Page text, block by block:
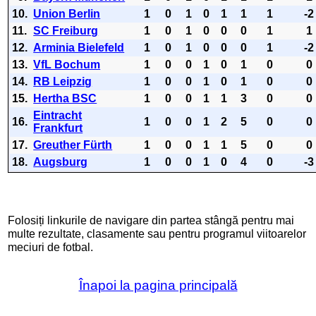
10. Union Berlin 1 0 1 0 1 1 1
-2
11. SC Freiburg 1 0 1 0 0 0 1
1
12. Arminia Bielefeld 1 0 1 0 0 0 1
-2
13. VfL Bochum 1 0 0 1 0 1 0
0
14.
RB Leipzig 1 0 0 1 0 1 0
0
15.
Hertha BSC 1 0 0 1 1 3 0
0
16.
Eintracht
Frankfurt
1 0 0 1 2 5 0
0
17. Greuther Fürth 1 0 0 1 1 5 0
0
18. Augsburg 1 0 0 1 0 4 0 -3
Folosiți linkurile de navigare din partea stângă pentru mai
multe rezultate, clasamente sau pentru programul viitoarelor
meciuri de fotbal.
Înapoi la pagina principală